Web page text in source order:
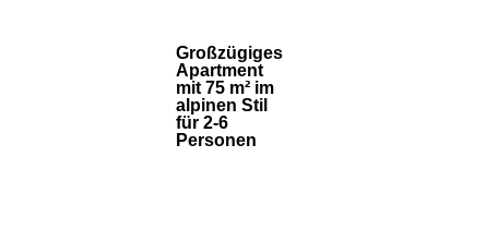
Großzügiges
Apartment
mit 75 m² im
alpinen Stil
für 2-6
Personen